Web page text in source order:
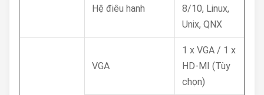
Hệ điêu hanh
8/10, Linux,
Unix, QNX
VGA
1 x VGA / 1 x
HD-MI (Tùy
chọn)